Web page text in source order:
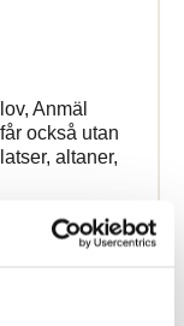
Anmäl
också utan
altaner,